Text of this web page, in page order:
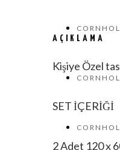
AÇIKLAMA
Kişiye Özel
SET İÇERİĞİ
2 Adet 120 x